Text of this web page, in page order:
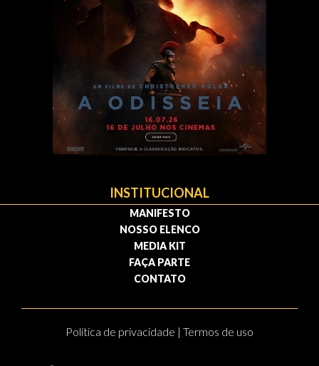
INSTITUCIONAL
MANIFESTO
NOSSO ELENCO
MEDIA KIT
FAÇA PARTE
CONTATO
Política de privacidade | Termos de uso